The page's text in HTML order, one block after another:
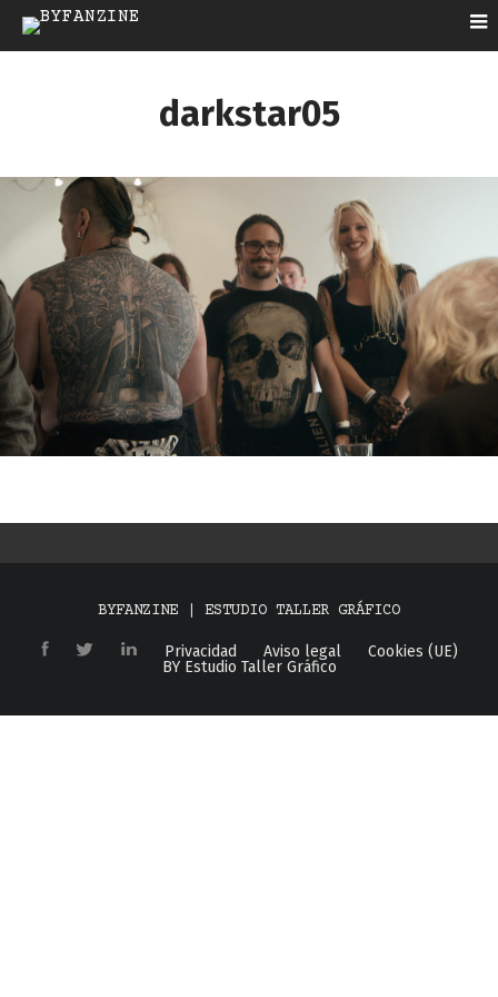
darkstar05
BYFANZINE | ESTUDIO TALLER GRÁFICO
Privacidad Aviso legal
Cookies (UE)
BY Estudio Taller Gráfico